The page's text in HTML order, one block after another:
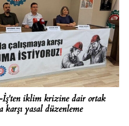
iklim krizine dair ortak
karşı yasal düzenleme